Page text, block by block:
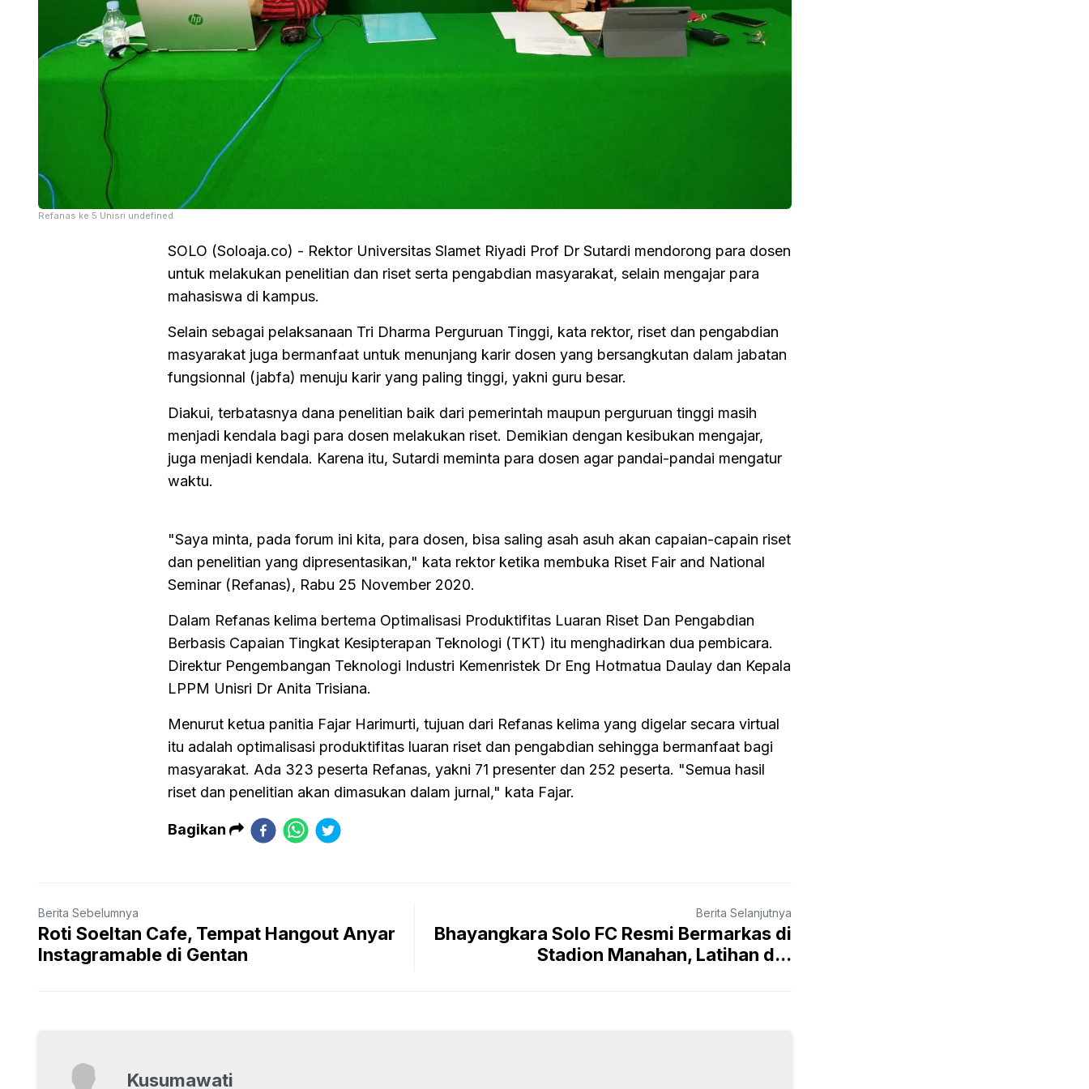
Refanas ke 5 Unisri undefined
SOLO (Soloaja.co) - Rektor Universitas Slamet Riyadi Prof Dr Sutardi mendorong para dosen
untuk melakukan penelitian dan riset serta pengabdian masyarakat, selain mengajar para
mahasiswa di kampus.
Selain sebagai pelaksanaan Tri Dharma Perguruan Tinggi, kata rektor, riset dan pengabdian
masyarakat juga bermanfaat untuk menunjang karir dosen yang bersangkutan dalam jabatan
fungsionnal (jabfa) menuju karir yang paling tinggi, yakni guru besar.
Diakui, terbatasnya dana penelitian baik dari pemerintah maupun perguruan tinggi masih
menjadi kendala bagi para dosen melakukan riset. Demikian dengan kesibukan mengajar,
juga menjadi kendala. Karena itu, Sutardi meminta para dosen agar pandai-pandai mengatur
waktu.
"Saya minta, pada forum ini kita, para dosen, bisa saling asah asuh akan capaian-capain riset
dan penelitian yang dipresentasikan," kata rektor ketika membuka Riset Fair and National
Seminar (Refanas), Rabu 25 November 2020.
Dalam Refanas kelima bertema Optimalisasi Produktifitas Luaran Riset Dan Pengabdian
Berbasis Capaian Tingkat Kesipterapan Teknologi (TKT) itu menghadirkan dua pembicara.
Direktur Pengembangan Teknologi Industri Kemenristek Dr Eng Hotmatua Daulay dan Kepala
LPPM Unisri Dr Anita Trisiana.
Menurut ketua panitia Fajar Harimurti, tujuan dari Refanas kelima yang digelar secara virtual
itu adalah optimalisasi produktifitas luaran riset dan pengabdian sehingga bermanfaat bagi
masyarakat. Ada 323 peserta Refanas, yakni 71 presenter dan 252 peserta. "Semua hasil
riset dan penelitian akan dimasukan dalam jurnal," kata Fajar.
Bagikan
Berita Sebelumnya
Roti Soeltan Cafe, Tempat Hangout Anyar
Instagramable di Gentan
Berita Selanjutnya
Bhayangkara Solo FC Resmi Bermarkas di
Stadion Manahan, Latihan d...
Kusumawati